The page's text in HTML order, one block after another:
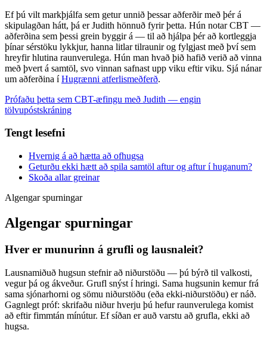
Ef þú vilt markþjálfa sem getur unnið þessar aðferðir með þér á
skipulagðan hátt, þá er Judith hönnuð fyrir þetta. Hún notar CBT —
aðferðina sem þessi grein byggir á — til að hjálpa þér að kortleggja
þínar sérstöku lykkjur, hanna litlar tilraunir og fylgjast með því sem
hreyfir hlutina raunverulega. Hún man hvað þið hafið verið að vinna
með þvert á samtöl, svo vinnan safnast upp viku eftir viku. Sjá nánar
um aðferðina íHugrænni atferlismeðferð.
Prófaðu þetta sem CBT-æfingu með Judith — engin
tölvupóstskráning
Tengt lesefni
Hvernig á að hætta að ofhugsa
Geturðu ekki hætt að spila samtöl aftur og aftur í huganum?
Skoða allar greinar
Algengar spurningar
Algengar spurningar
Hver er munurinn á grufli og lausnaleit?
Lausnamiðuð hugsun stefnir að niðurstöðu — þú býrð til valkosti,
vegur þá og ákveður. Grufl snýst í hringi. Sama hugsunin kemur frá
sama sjónarhorni og sömu niðurstöðu (eða ekki-niðurstöðu) er náð.
Gagnlegt próf: skrifaðu niður hverju þú hefur raunverulega komist
að eftir fimmtán mínútur. Ef síðan er auð varstu að grufla, ekki að
hugsa.